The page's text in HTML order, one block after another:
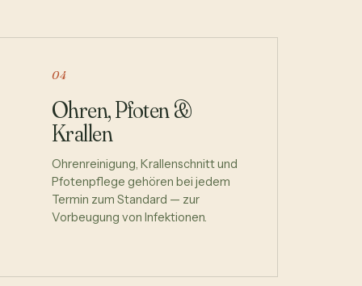
04
Ohren, Pfoten &
Krallen
Ohrenreinigung, Krallenschnitt und
Pfotenpflege gehören bei jedem
Termin zum Standard — zur
Vorbeugung von Infektionen.